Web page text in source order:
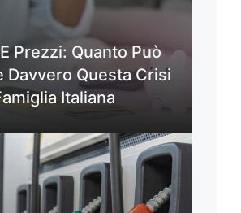
Prezzi: Quanto Può
Davvero Questa Crisi
Italiana